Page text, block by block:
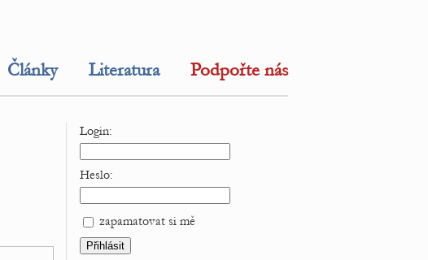
Články Literatura Podpořte nás
Login:
Heslo:
zapamatovat si mě